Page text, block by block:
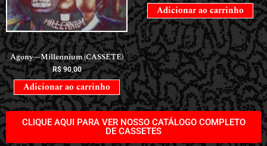
CASSETES
Agony—Millennium (CASSETE)
R$90,00
Adicionar ao carrinho
Adicionar ao carrinho
CLIQUE AQUI PARA VER NOSSO CATÁLOGO COMPLETO
DE CASSETES